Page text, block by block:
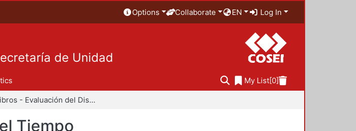
Options Collaborate EN Log In
de Unidad
My List[0]
Libros - Evaluación del Diseño en el Tiempo
Tiempo